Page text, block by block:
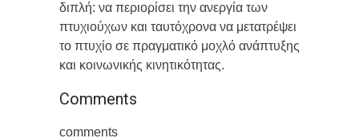
διπλή: να περιορίσει την ανεργία των
πτυχιούχων και ταυτόχρονα να μετατρέψει
το πτυχίο σε πραγματικό μοχλό ανάπτυξης
και κοινωνικής κινητικότητας.
Comments
comments